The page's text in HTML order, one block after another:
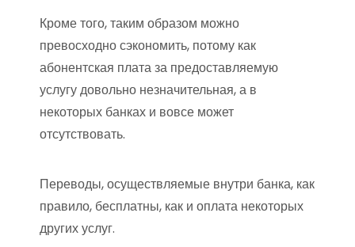
Кроме того, таким образом можно
превосходно сэкономить, потому как
абонентская плата за предоставляемую
услугу довольно незначительная, а в
некоторых банках и вовсе может
отсутствовать.
Переводы, осуществляемые внутри банка, как
правило, бесплатны, как и оплата некоторых
других услуг.